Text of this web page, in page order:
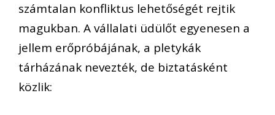
számtalan konfliktus lehetőségét rejtik
magukban. A vállalati üdülőt egyenesen a
jellem erőpróbájának, a pletykák
tárházának nevezték, de biztatásként
közlik: